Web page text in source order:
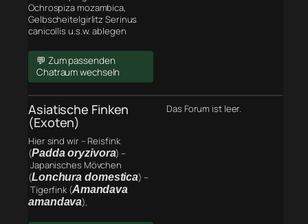
Ochrospiza mozambica,
Gelbscheitelgirlitz Serinus
canicollis u.s.w. ablegen
💬 Zum passenden
Chatraum wechseln
Asiatische Finken
(Exoten)
Hier sind wir – Reisfink
(Padda oryzivora) –
Japanisches Mövchen
(Lonchura domestica) –
Tigerfink (Amandava
amandava),
Das Forum ist leer.